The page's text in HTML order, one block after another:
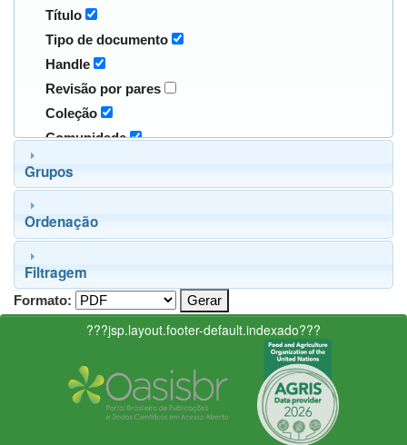
Título
Tipo de documento
Handle
Revisão por pares
Coleção
Comunidade
Grupos
Ordenação
Filtragem
Formato:
???jsp.layout.footer-default.indexado???